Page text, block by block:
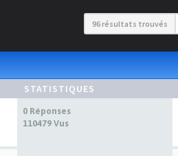
96 résultats trouvés
STATISTIQUES
0 Réponses
110479 Vus